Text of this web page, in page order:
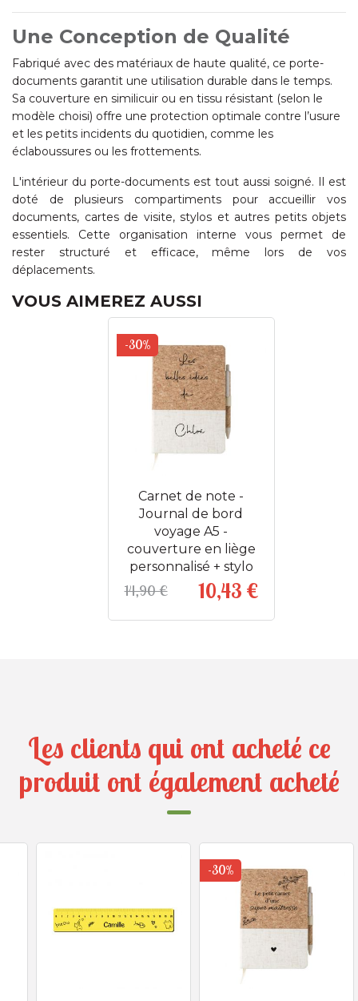
Une Conception de Qualité
Fabriqué avec des matériaux de haute qualité, ce porte-
documents garantit une utilisation durable dans le temps.
Sa couverture en similicuir ou en tissu résistant (selon le
modèle choisi) offre une protection optimale contre l’usure
et les petits incidents du quotidien, comme les
éclaboussures ou les frottements.
L'intérieur du porte-documents est tout aussi soigné. Il est
doté de plusieurs compartiments pour accueillir vos
documents, cartes de visite, stylos et autres petits objets
essentiels. Cette organisation interne vous permet de
rester structuré et efficace, même lors de vos
déplacements.
VOUS AIMEREZ AUSSI
-30%
Carnet de note -
Journal de bord
voyage A5 -
couverture en liège
personnalisé + stylo
Prix
10,43 €Prix de base
14,90 €
Les clients qui ont acheté ce
produit ont également acheté
-30%